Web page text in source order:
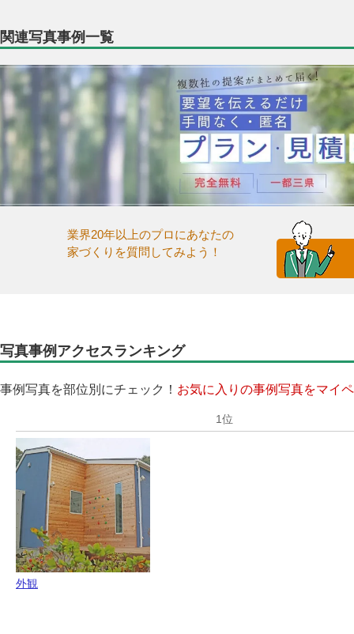
関連写真事例一覧
業界20年以上のプロにあなたの
家づくりを質問してみよう！
写真事例アクセスランキング
事例写真を部位別にチェック！ お気に入りの事例写真をマイ
外観